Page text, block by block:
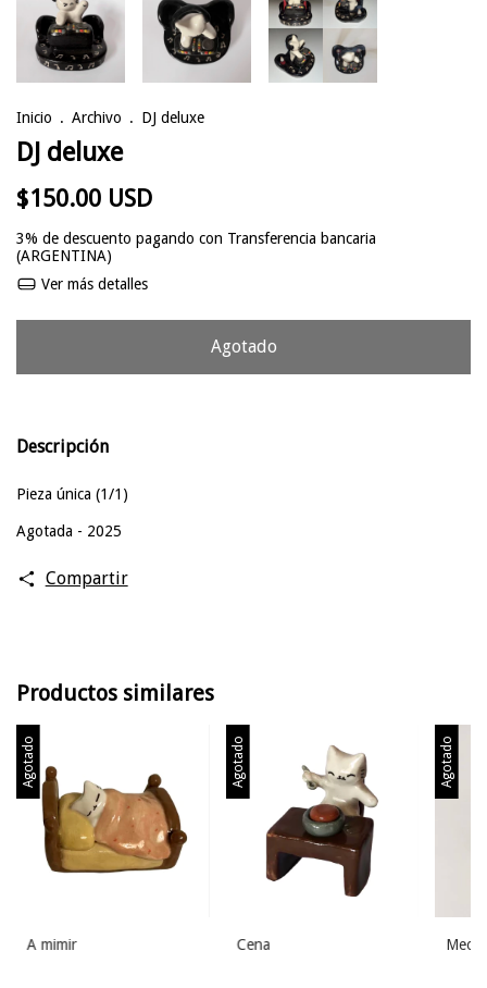
Inicio . Archivo . DJ deluxe
DJ deluxe
$150.00 USD
3% de descuento pagando con Transferencia bancaria
(ARGENTINA)
Ver más detalles
Descripción
Pieza única (1/1)
Agotada - 2025
Compartir
Productos similares
Agotado
A mimir
Agotado
Cena
Agotado